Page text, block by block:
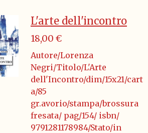
L'arte dell'incontro
18,00 €
Autore/Lorenza
Negri/Titolo/L'Arte
dell'Incontro/dim/15x21/cart
a/85
gr.avorio/stampa/brossura
fresata/ pag/154/ isbn/
9791281178984/Stato/in